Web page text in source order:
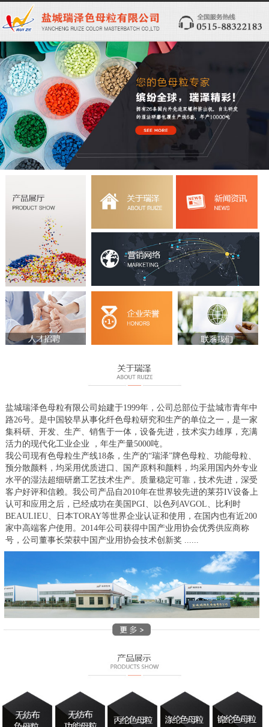
盐城瑞泽色母粒有限公司始建于1999年，公司总部位于盐城市青年中
路26号。是中国较早从事化纤色母粒研究和生产的单位之一，是一家
集科研、开发、生产、销售于一体，设备先进，技术实力雄厚，充满
活力的现代化工业企业 ，年生产量5000吨。
我公司现有色母粒生产线18条，生产的“瑞泽”牌色母粒、功能母粒、
预分散颜料，均采用优质进口、国产原料和颜料，均采用国内外专业
水平的湿法超细研磨工艺技术生产。质量稳定可靠，技术先进，深受
客户好评和信赖。我公司产品自2010年在世界较先进的莱芬IV设备上
认可和应用之后，已经成功在美国PGI、以色列AVGOL、比利时
BEAULIEU、日本TORAY等世界企业认证和使用，在国内也有近200
家中高端客户使用。2014年公司获得中国产业用协会优秀供应商称
号，公司董事长荣获中国产业用协会技术创新奖 ......